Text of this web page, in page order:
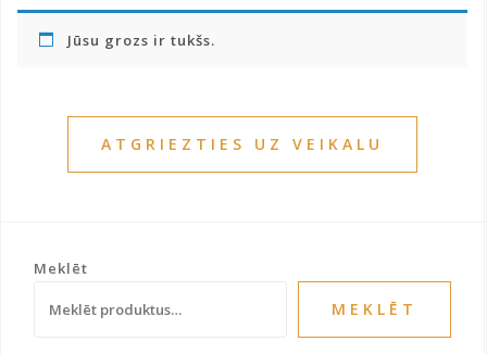
Jūsu grozs ir tukšs.
ATGRIEZTIES UZ VEIKALU
Meklēt
MEKLĒT